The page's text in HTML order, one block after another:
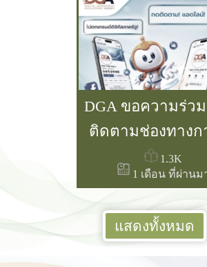
กระทรวงเกษตรแ
สหกรณ์ ลงวันที่
กรกฎาคม 2569 เรื่
ขยายเวลาฯ เปิด
สมัคร ตั้งแต่วันที่
ก.ค. 69 ถึง วันที่
ส.ค. 69
DGA ขอความร่ว
ติดตามช่องทางก
สื่อสาร เพื่อรับทรา
ข่าวสาร ความคื
หน้าด้านนโยบาย
และบริการด้าน
1.3K
1 เดือน ที่ผ่านม
แสดงทั้งหมด